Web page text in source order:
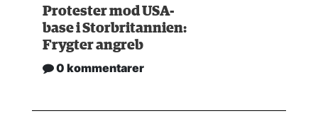
Protester mod USA-
base i Storbritannien:
Frygter angreb
0 kommentarer